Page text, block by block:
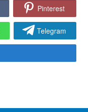
Pinterest
Telegram